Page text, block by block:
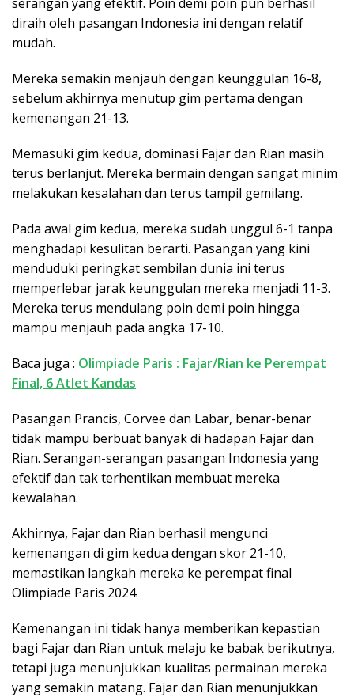
diraih oleh pasangan Indonesia ini dengan relatif
mudah.
Mereka semakin menjauh dengan keunggulan 16-8,
sebelum akhirnya menutup gim pertama dengan
kemenangan 21-13.
Memasuki gim kedua, dominasi Fajar dan Rian masih
terus berlanjut. Mereka bermain dengan sangat minim
melakukan kesalahan dan terus tampil gemilang.
Pada awal gim kedua, mereka sudah unggul 6-1 tanpa
menghadapi kesulitan berarti. Pasangan yang kini
menduduki peringkat sembilan dunia ini terus
memperlebar jarak keunggulan mereka menjadi 11-3.
Mereka terus mendulang poin demi poin hingga
mampu menjauh pada angka 17-10.
Baca juga : Olimpiade Paris : Fajar/Rian ke Perempat
Final, 6 Atlet Kandas
Pasangan Prancis, Corvee dan Labar, benar-benar
tidak mampu berbuat banyak di hadapan Fajar dan
Rian. Serangan-serangan pasangan Indonesia yang
efektif dan tak terhentikan membuat mereka
kewalahan.
Akhirnya, Fajar dan Rian berhasil mengunci
kemenangan di gim kedua dengan skor 21-10,
memastikan langkah mereka ke perempat final
Olimpiade Paris 2024.
Kemenangan ini tidak hanya memberikan kepastian
bagi Fajar dan Rian untuk melaju ke babak berikutnya,
tetapi juga menunjukkan kualitas permainan mereka
yang semakin matang. Fajar dan Rian menunjukkan